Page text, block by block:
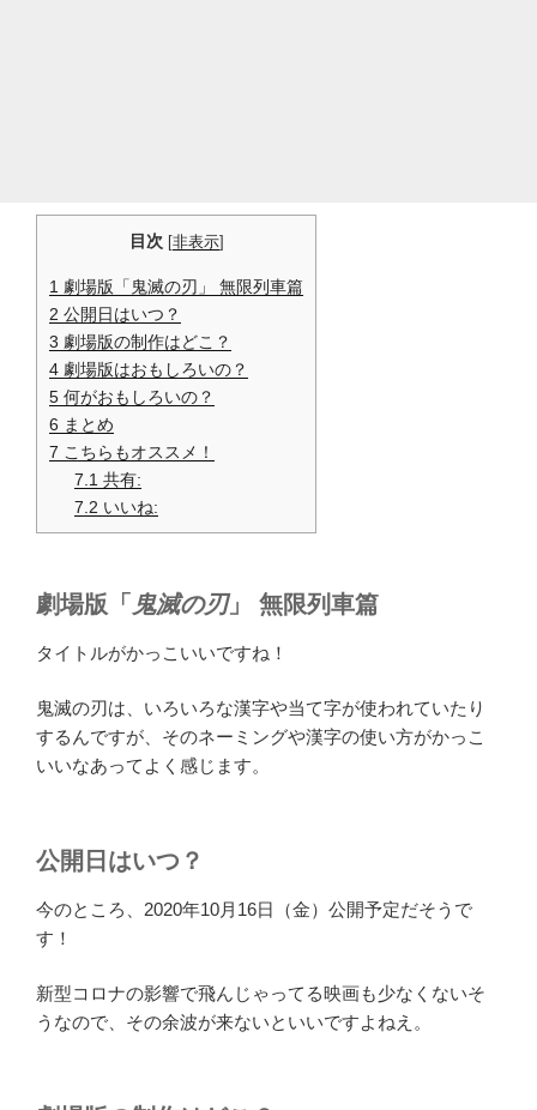
目次 [非表示]
1 劇場版「鬼滅の刃」 無限列車篇
2 公開日はいつ？
3 劇場版の制作はどこ？
4 劇場版はおもしろいの？
5 何がおもしろいの？
6 まとめ
7 こちらもオススメ！
7.1 共有:
7.2 いいね:
劇場版「 鬼滅の刃」 無限列車篇
タイトルがかっこいいですね！
鬼滅の刃は、いろいろな漢字や当て字が使われていたり
するんですが、そのネーミングや漢字の使い方がかっこ
いいなあってよく感じます。
公開日はいつ？
今のところ、2020年10月16日（金）公開予定だそうで
す！
新型コロナの影響で飛んじゃってる映画も少なくないそ
うなので、その余波が来ないといいですよねえ。